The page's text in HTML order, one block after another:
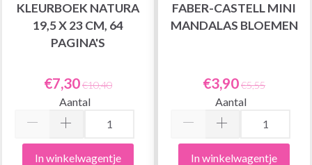
KLEURBOEK NATURA
19,5 X 23 CM, 64
PAGINA'S
€7,30€10,40
Aantal
In winkelwagentje
FABER-CASTELL MINI
MANDALAS BLOEMEN
€3,90€5,55
Aantal
In winkelwagentje